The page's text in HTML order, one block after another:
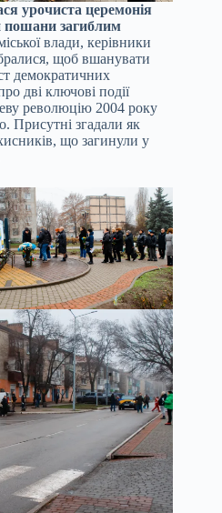
урочиста церемонія
пошани загиблим
влади, керівники
щоб вшанувати
демократичних
дві ключові події
революцію 2004 року
Присутні згадали як
що загинули у